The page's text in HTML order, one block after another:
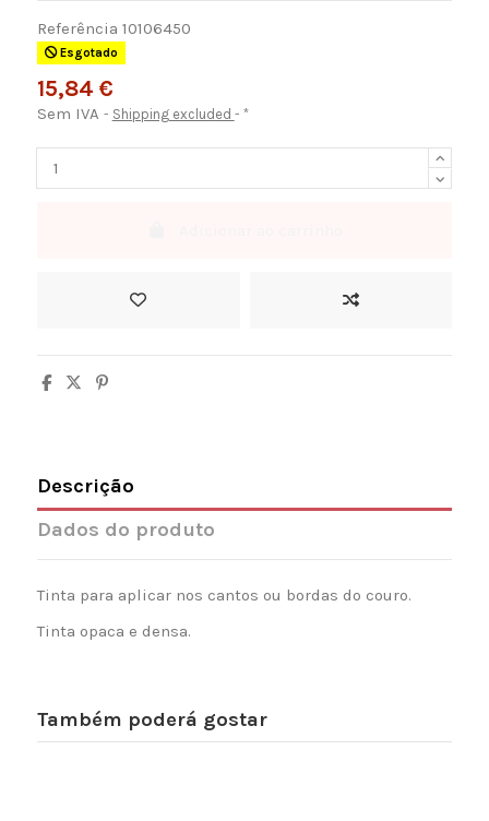
Referência 10106450
Esgotado
15,84 €
Sem IVA Shipping excluded *
Descrição
Dados do produto
Tinta para aplicar nos cantos ou bordas do couro.
Tinta opaca e densa.
Também poderá gostar